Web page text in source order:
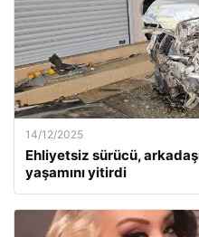
14/12/2025
Ehliyetsiz sürücü,
yaşamını yitirdi